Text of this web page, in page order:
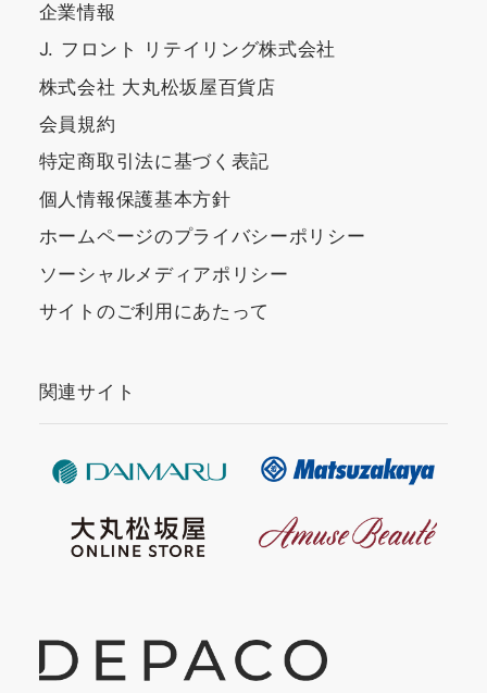
企業情報
J. フロント リテイリング株式会社
株式会社 大丸松坂屋百貨店
会員規約
特定商取引法に基づく表記
個人情報保護基本方針
ホームページのプライバシーポリシー
ソーシャルメディアポリシー
サイトのご利用にあたって
関連サイト